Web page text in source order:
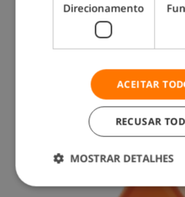
Contacte-nos:
(chamada para rede
Direcionamento
ACEITAR
RECUSAR
MOSTRAR DETALHES